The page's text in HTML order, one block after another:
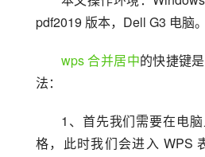
pdf2019 版本，Dell G3 电脑。
wps合并居中的快捷键
法：
1、首先我们需要在电
格，此时我们会进入 WPS